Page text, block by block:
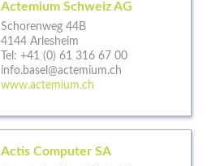
Actemium Schweiz AG
Schorenweg 44B
4144 Arlesheim
Tel: +41 (0) 61 316 67 00
info.basel@actemium.ch
www.actemium.ch
Actis Computer SA